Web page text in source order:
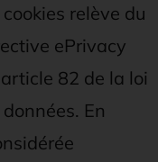
relève du
ePrivacy
82 de la loi
En